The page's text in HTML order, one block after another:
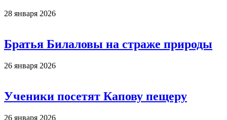
28 января 2026
Братья Билаловы на страже природы
26 января 2026
Ученики посетят Капову пещеру
26 января 2026